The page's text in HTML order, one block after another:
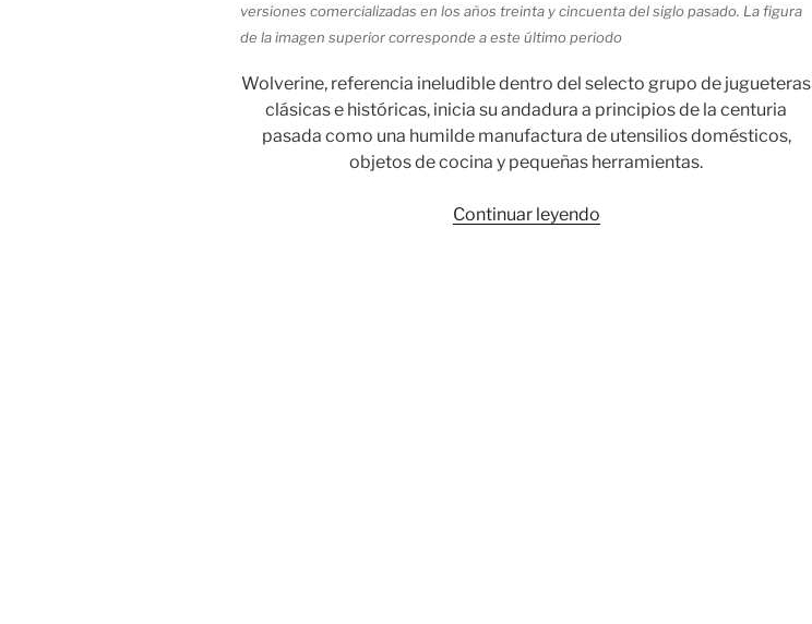
versiones comercializadas en los años treinta y cincuenta del siglo pasado. La figura
de la imagen superior corresponde a este último periodo
Wolverine, referencia ineludible dentro del selecto grupo de jugueteras
clásicas e históricas, inicia su andadura a principios de la centuria
pasada como una humilde manufactura de utensilios domésticos,
objetos de cocina y pequeñas herramientas.
Continuar leyendo«El